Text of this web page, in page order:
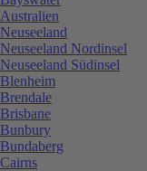
Australien
Neuseeland
Neuseeland Nordinsel
Neuseeland Südinsel
Blenheim
Brendale
Brisbane
Bunbury
Bundaberg
Cairns